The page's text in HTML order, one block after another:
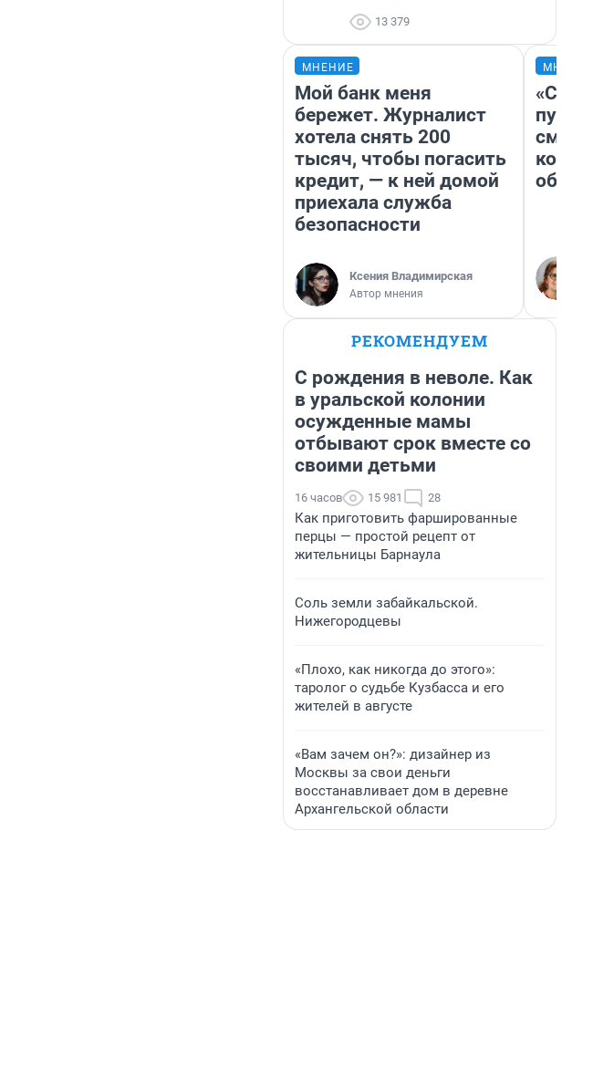
13 379
МНЕНИЕ
Мой банк меня
бережет. Журналист
хотела снять 200
тысяч, чтобы погасить
кредит, — к ней домой
приехала служба
безопасности
Ксения Владимирская
Автор мнения
РЕКОМЕНДУЕМ
С рождения в неволе. Как
в уральской колонии
осужденные мамы
отбывают срок вместе со
своими детьми
16 часов 15 981 28
Как приготовить фаршированные
перцы — простой рецепт от
жительницы Барнаула
Соль земли забайкальской.
Нижегородцевы
«Плохо, как никогда до этого»:
таролог о судьбе Кузбасса и его
жителей в августе
«Вам зачем он?»: дизайнер из
Москвы за свои деньги
восстанавливает дом в деревне
Архангельской области